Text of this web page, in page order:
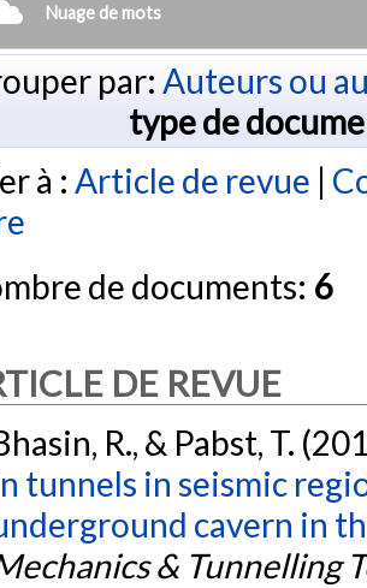
Nuage de mots
par: Auteurs ou
type de
à : Article de revue |
de documents: 6
DE REVUE
R., & Pabst, T.
tunnels in seismic
cavern in
& Tunnelling